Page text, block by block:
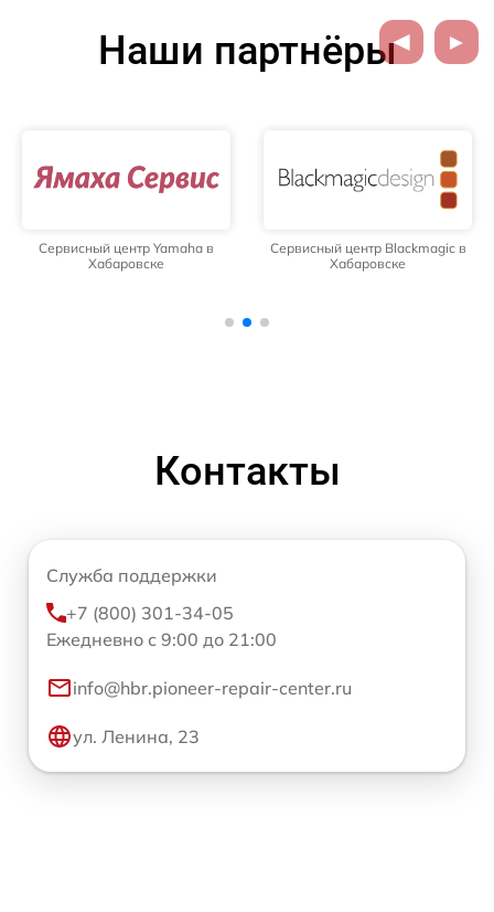
Наши партнёры
Сервисный центр Yamaha в
Хабаровске
Сервисный центр Blackmagic в
Хабаровске
Контакты
Служба поддержки
+7 (800) 301-34-05
Ежедневно с 9:00 до 21:00
info@hbr.pioneer-repair-center.ru
ул. Ленина, 23